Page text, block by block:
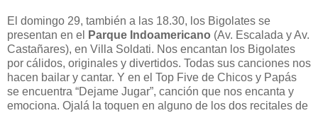
El domingo 29, también a las 18.30, los Bigolates se
presentan en el
Parque Indoamericano (Av. Escalada y Av.
Castañares), en Villa Soldati. Nos encantan los Bigolates
por cálidos, originales y divertidos. Todas sus canciones nos
hacen bailar y cantar. Y en el Top Five de Chicos y Papás
se encuentra “Dejame Jugar”, canción que nos encanta y
emociona. Ojalá la toquen en alguno de los dos recitales de